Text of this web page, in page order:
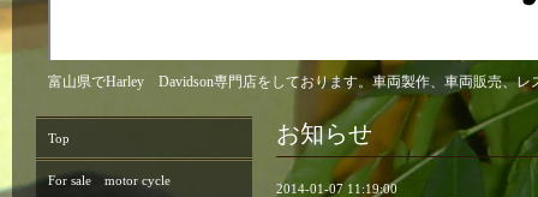
富山県でHarley Davidson専門店をしております。車両製作、車両販売、
お知らせ
2014-01-07 11:19:00
Top
For sale motor cycle